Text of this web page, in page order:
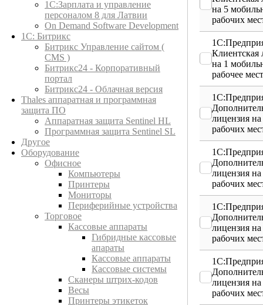
1С:Зарплата и управление
персоналом 8 для Латвии
On Demand Software Development
1С: Битрикс
Битрикс Управление сайтом (
CMS )
Битрикс24 - Корпоративный
портал
Битрикс24 - Облачная версия
Thales аппаратная и программная
защита ПО
Аппаратная защита Sentinel HL
Программная защита Sentinel SL
Другое
Оборудование
Офисное
Компьютеры
Принтеры
Мониторы
Периферийные устройства
Торговое
Кассовые аппараты
Гибридные кассовые
апараты
Кассовые аппараты
Кассовые системы
Сканеры штрих-кодов
Весы
Принтеры этикеток
на 5
рабочих
Клиентская
на 1
рабочее
лицензия
рабочих
лицензия
рабочих
лицензия
рабочих
лицензия на
рабочих